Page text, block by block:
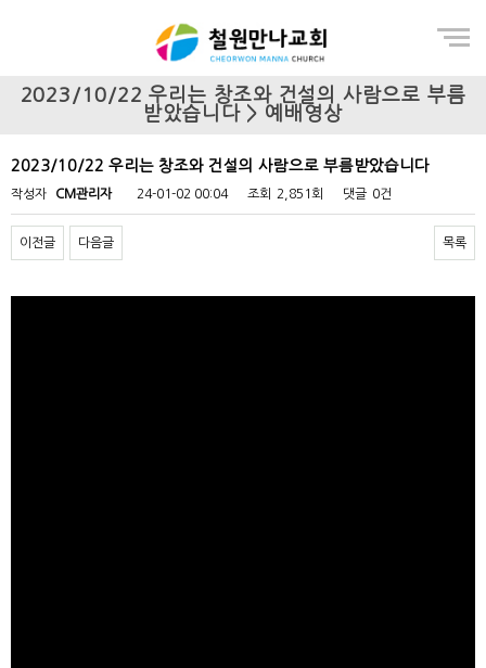
2023/10/22 우리는 창조와 건설의 사람으로 부름
받았습니다 > 예배영상
2023/10/22 우리는 창조와 건설의 사람으로 부름받았습니다
작성자 CM관리자 24-01-02 00:04 조회 2,851회 댓글 0건
이전글 다음글 목록